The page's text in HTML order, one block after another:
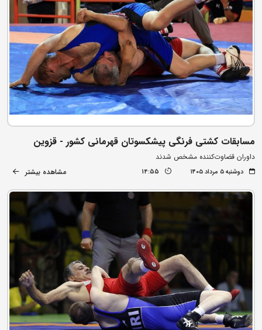
مسابقات کشتی فرنگی پیشکسوتان قهرمانی کشور - قزوین
داوران قضاوت‌کننده مشخص شدند
دوشنبه ۵ مرداد ۱۴۰۵ 14:55 مشاهده بیشتر